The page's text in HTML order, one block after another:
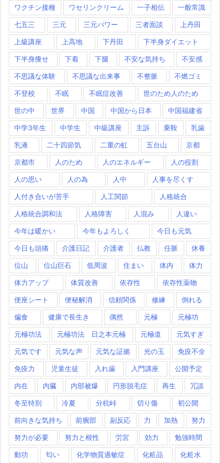
ワクチン接種 ワセリンクリーム 一子相伝 一般常識
七五三 三元 三元パワー 三者面談 上丹田
上級講座 上高地 下丹田 下半身ダイエット
下半身痩せ 下着 下腿 不安な気持ち 不安感
不思議な体験 不思議な出来事 不整脈 不燃ゴミ
不登校 不眠 不眠症改善 世のため人のため
世の中 世界 中国 中国から日本 中国福建省
中学3年生 中学生 中級講座 主訴 乗鞍 乳歯
乳液 二十四節気 二重の虹 五台山 京都
京都市 人のため 人のエネルギー 人の役割
人の思い 人の為 人中 人事を尽くす
人付き合いが苦手 人工関節 人格統合
人格統合調和法 人格障害 人混み 人違い
今年は暖かい 今年もよろしく 今日も元気
今日も頭痛 介護日記 介護者 仏教 任脈 休養
位山 位山巨石 低周波 住まい 体内 体力
体力アップ 体質改善 依存性 依存性薬物
便座シート 便秘解消 信頼関係 修練 倒れる
偏食 健康で長生き 偶然 元極 元極功
元極功法 元極功法 日之本元極 元極道 元気すぎ
元気です 元気な声 元気な証拠 光の玉 免疫不全
免疫力 児童生徒 入れ歯 入門講座 公開予定
内在 内臓 内部被爆 円形脱毛症 再生 冗談
冬至特別 冷夏 分杭峠 切り傷 初公開
前向きな気持ち 前腕部 副反応 力 加熱 努力
努力が必要 努力と根性 労宮 効力 勉強時間
動功 匂い 化学物質過敏症 化粧品 化粧水